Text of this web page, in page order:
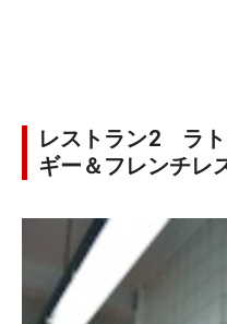
レストラン2 ラ
ギー＆フレンチレ